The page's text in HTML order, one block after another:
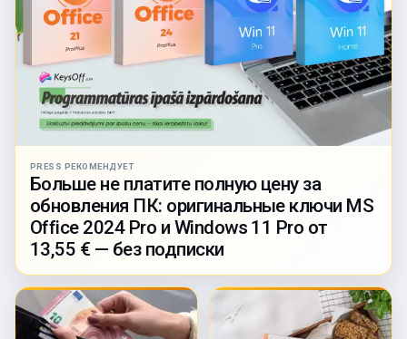
PRESS РЕКОМЕНДУЕТ
Больше не платите полную цену за
обновления ПК: оригинальные ключи MS
Office 2024 Pro и Windows 11 Pro от
13,55 € — без подписки